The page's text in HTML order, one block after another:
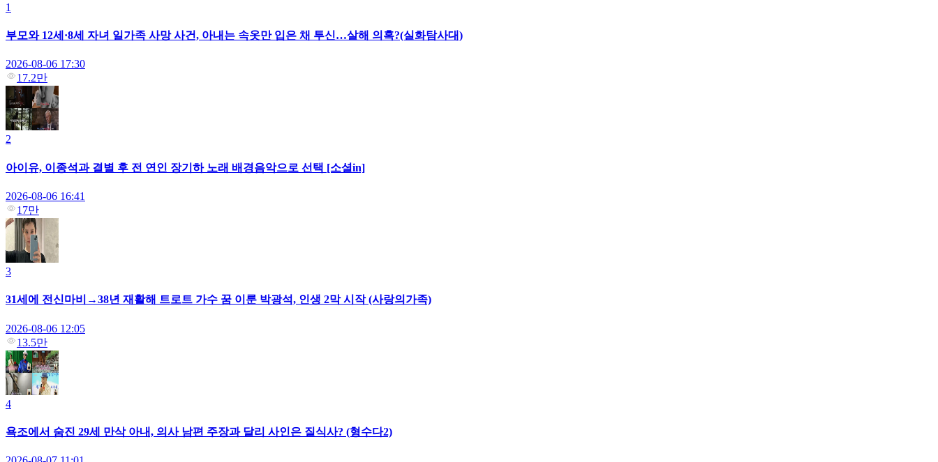
1
부모와 12세·8세 자녀 일가족 사망 사건, 아내는 속옷만 입은 채 투신…살해 의혹?(실화탐사대)
2026-08-06 17:30
17.2만
2
아이유, 이종석과 결별 후 전 연인 장기하 노래 배경음악으로 선택 [소셜in]
2026-08-06 16:41
17만
3
31세에 전신마비→38년 재활해 트로트 가수 꿈 이룬 박광석, 인생 2막 시작 (사랑의가족)
2026-08-06 12:05
13.5만
4
욕조에서 숨진 29세 만삭 아내, 의사 남편 주장과 달리 사인은 질식사? (형수다2)